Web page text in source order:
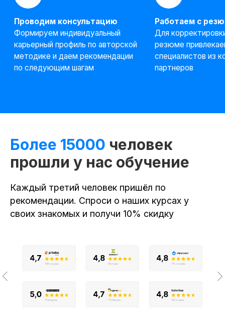
Более 15000 человек
прошли у нас обучение
Каждый третий человек пришёл по
рекомендации. Спроси о наших курсах у
своих знакомых и получи 10% скидку
О SF Education
Правовая информация
Блог
Сведения об образовательной организации
О нас
Cловарь иностранных терминов